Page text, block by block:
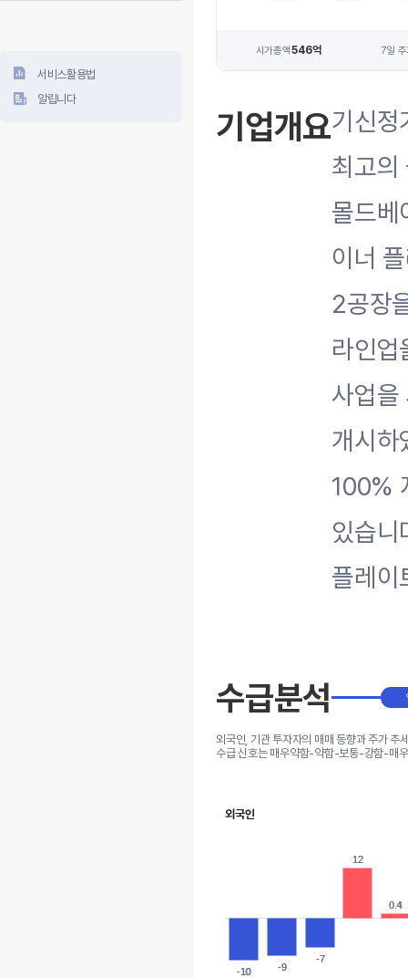
서비스활용법
알립니다
시가총액546억 7일
기업개요기신정
최고의
몰드베
이너
2공장
라인
사업을
개시하
100%
있습
플레이
수급분석
외국인, 기관 투자자의 매매 동향과 주가 추
수급 신호는 매우약함-약함-보통-강함-매
외국인
-10
-10 -9
-9
-7
-7
12
12
0.4
0.4